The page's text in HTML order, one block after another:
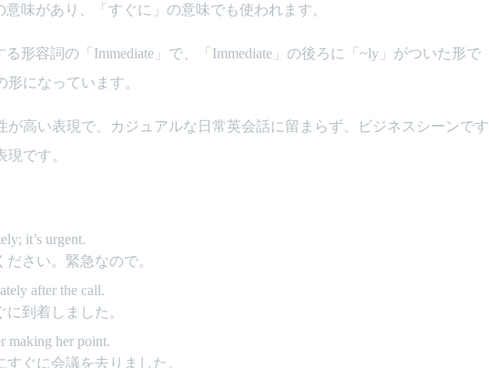
味があり、「すぐに」の意味でも使われます。
形容詞の「Immediate」で、「Immediate」の後ろに「~ly」がついた形で
形になっています。
が高い表現で、カジュアルな日常英会話に留まらず、ビジネスシーンです
です。
it’s urgent.
さい。緊急なので。
after the call.
到着しました。
making her point.
ぐに会議を去りました。